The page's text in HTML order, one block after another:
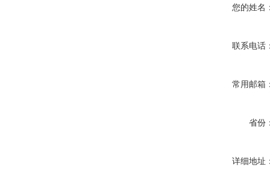
您的姓名
联系电话
常用邮箱
省份
详细地址